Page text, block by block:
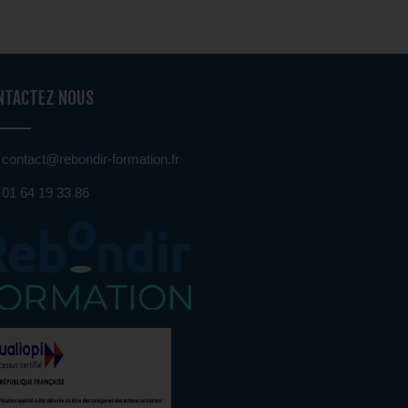
NOUS
contact@rebondir-formation.fr
01 64 19 33 86